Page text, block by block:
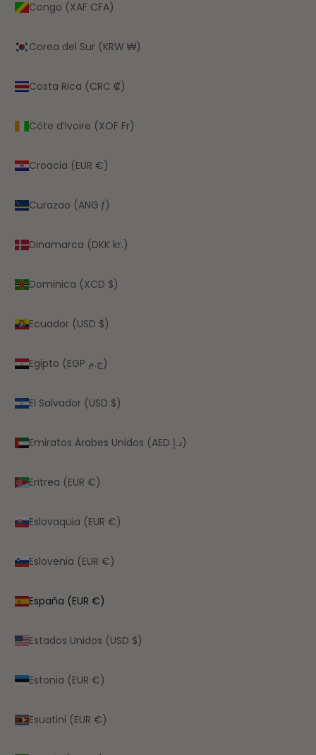
Congo (XAF CFA)
Corea del Sur (KRW ₩)
Costa Rica (CRC ₡)
Côte d’Ivoire (XOF Fr)
Croacia (EUR €)
Curazao (ANG ƒ)
Dinamarca (DKK kr.)
Dominica (XCD $)
Ecuador (USD $)
Egipto (EGP ج.م)
El Salvador (USD $)
Emiratos Árabes Unidos (AED د.إ)
Eritrea (EUR €)
Eslovaquia (EUR €)
Eslovenia (EUR €)
España (EUR €)
Estados Unidos (USD $)
Estonia (EUR €)
Esuatini (EUR €)